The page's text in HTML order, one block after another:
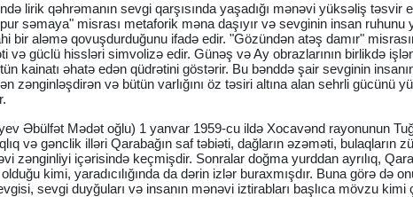
lirik qəhrəmanın sevgi qarşısında yaşadığı mənəvi yüksəliş təsvir
səmaya" misrası metaforik məna daşıyır və sevginin insan ruhunu
bir aləmə qovuşdurduğunu ifadə edir. "Gözündən atəş damır"
və güclü hissləri simvolizə edir. Günəş və Ay obrazlarının birlikdə
kainatı əhatə edən qüdrətini göstərir. Bu bənddə şair sevginin
zənginləşdirən və bütün varlığını öz təsiri altına alan sehrli gücünü
Əbülfət Mədət oğlu) 1 yanvar 1959-cu ildə Xocavənd rayonunun
və gənclik illəri Qarabağın saf təbiəti, dağların əzəməti, bulaqların
zənginliyi içərisində keçmişdir. Sonralar doğma yurddan ayrılıq,
kimi, yaradıcılığında da dərin izlər buraxmışdır. Buna görə də
sevgi duyğuları və insanın mənəvi iztirabları başlıca mövzu kimi